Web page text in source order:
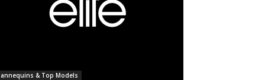
& Top Models